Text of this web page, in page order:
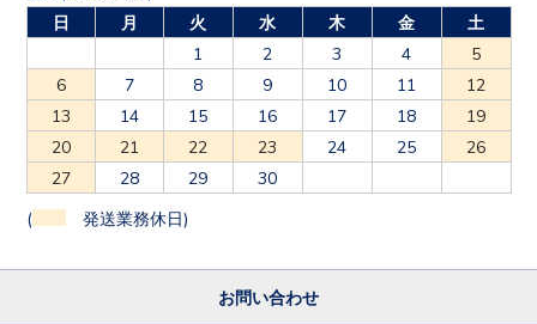
日
月 火 水 木 金
土
1
2 3 4
5
6
7 8 9 10 11
12
13
14 15 16 17 18
19
20
21 22 23 24 25
26
27
28 29 30
( 発送業務休日)
お問い合わせ